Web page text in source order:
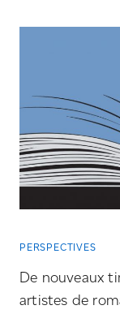
PERSPECTIVES
De nouveaux
artistes de